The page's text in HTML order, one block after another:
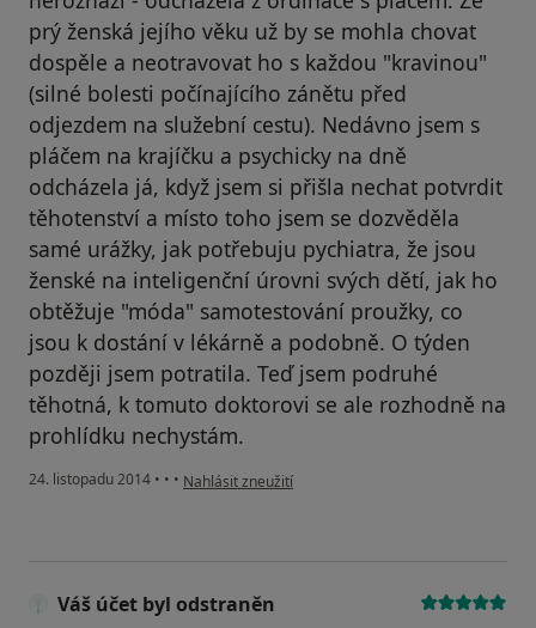
prý ženská jejího věku už by se mohla chovat
dospěle a neotravovat ho s každou "kravinou"
(silné bolesti počínajícího zánětu před
odjezdem na služební cestu). Nedávno jsem s
pláčem na krajíčku a psychicky na dně
odcházela já, když jsem si přišla nechat potvrdit
těhotenství a místo toho jsem se dozvěděla
samé urážky, jak potřebuju pychiatra, že jsou
ženské na inteligenční úrovni svých dětí, jak ho
obtěžuje "móda" samotestování proužky, co
jsou k dostání v lékárně a podobně. O týden
později jsem potratila. Teď jsem podruhé
těhotná, k tomuto doktorovi se ale rozhodně na
prohlídku nechystám.
24. listopadu 2014 • • • podle názoru uživatele Váš účet byl odstraněn
Nahlásit zneužití
Váš účet byl odstraněn